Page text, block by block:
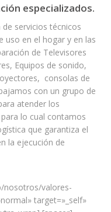
especializados.
servicios técnicos
uso en el hogar y en las
de Televisores
Equipos de sonido,
consolas de
con un grupo de
atender los
lo cual contamos
que garantiza el
la ejecución de
nosotros/valores-
target=»_self»